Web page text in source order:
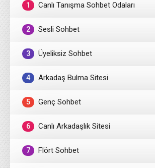
1 Canlı Tanışma Sohbet Odaları
2 Sesli Sohbet
3 Üyeliksiz Sohbet
4 Arkadaş Bulma Sitesi
5 Genç Sohbet
6 Canlı Arkadaşlık Sitesi
7 Flört Sohbet